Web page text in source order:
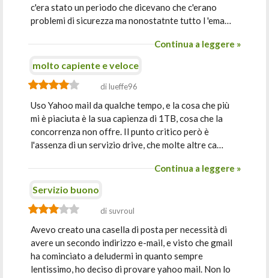
c'era stato un periodo che dicevano che c'erano
problemi di sicurezza ma nonostatnte tutto l 'ema…
Continua a leggere »
molto capiente e veloce
di lueffe96
Uso Yahoo mail da qualche tempo, e la cosa che più
mi è piaciuta è la sua capienza di 1TB, cosa che la
concorrenza non offre. Il punto critico però è
l'assenza di un servizio drive, che molte altre ca…
Continua a leggere »
Servizio buono
di suvroul
Avevo creato una casella di posta per necessità di
avere un secondo indirizzo e-mail, e visto che gmail
ha cominciato a deludermi in quanto sempre
lentissimo, ho deciso di provare yahoo mail. Non lo